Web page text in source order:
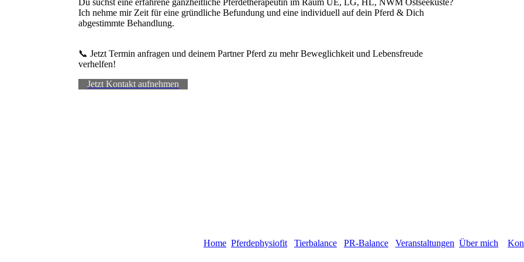
Du suchst eine erfahrene ganzheitliche Pferdetherapeutin im Raum UE, LG, HL, NWM Ostseeküste?
Ich nehme mir Zeit für eine gründliche Befundung und eine individuell auf dein Pferd & Dich
abgestimmte Behandlung.
📞 Jetzt Termin anfragen und deinem Partner Pferd zu mehr Beweglichkeit und Lebensfreude
verhelfen!
Jetzt Kontakt aufnehmen
Home Pferdephysiofit Tierbalance PR-Balance Veranstaltungen Über mich